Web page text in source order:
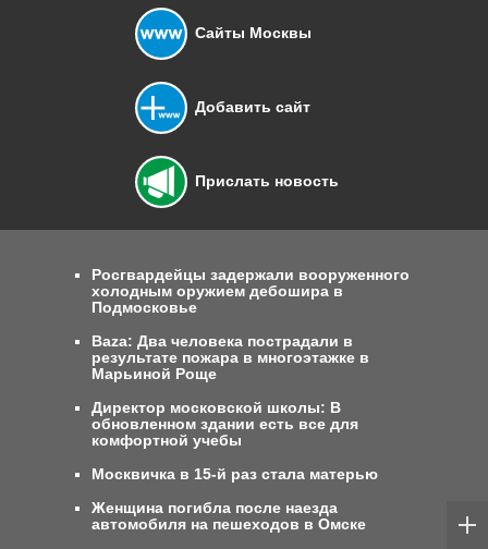
Сайты Москвы
Добавить сайт
Прислать новость
Росгвардейцы задержали вооруженного
холодным оружием дебошира в
Подмосковье
Baza: Два человека пострадали в
результате пожара в многоэтажке в
Марьиной Роще
Директор московской школы: В
обновленном здании есть все для
комфортной учебы
Москвичка в 15-й раз стала матерью
Женщина погибла после наезда
автомобиля на пешеходов в Омске